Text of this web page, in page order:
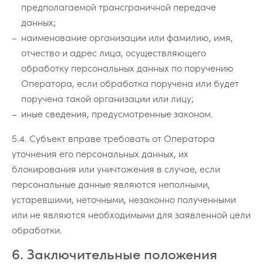
предполагаемой трансграничной передаче
данных;
наименование организации или фамилию, имя,
отчество и адрес лица, осуществляющего
обработку персональных данных по поручению
Оператора, если обработка поручена или будет
поручена такой организации или лицу;
иные сведения, предусмотренные законом.
5.4. Субъект вправе требовать от Оператора
уточнения его персональных данных, их
блокирования или уничтожения в случае, если
персональные данные являются неполными,
устаревшими, неточными, незаконно полученными
или не являются необходимыми для заявленной цели
обработки.
6. Заключительные положения